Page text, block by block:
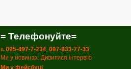
= Телефонуйте=
т. 095-497-7-234, 097-833-77-33
Ми у новинах. Дивитися інтерв'ю
Ми у фейсбуці